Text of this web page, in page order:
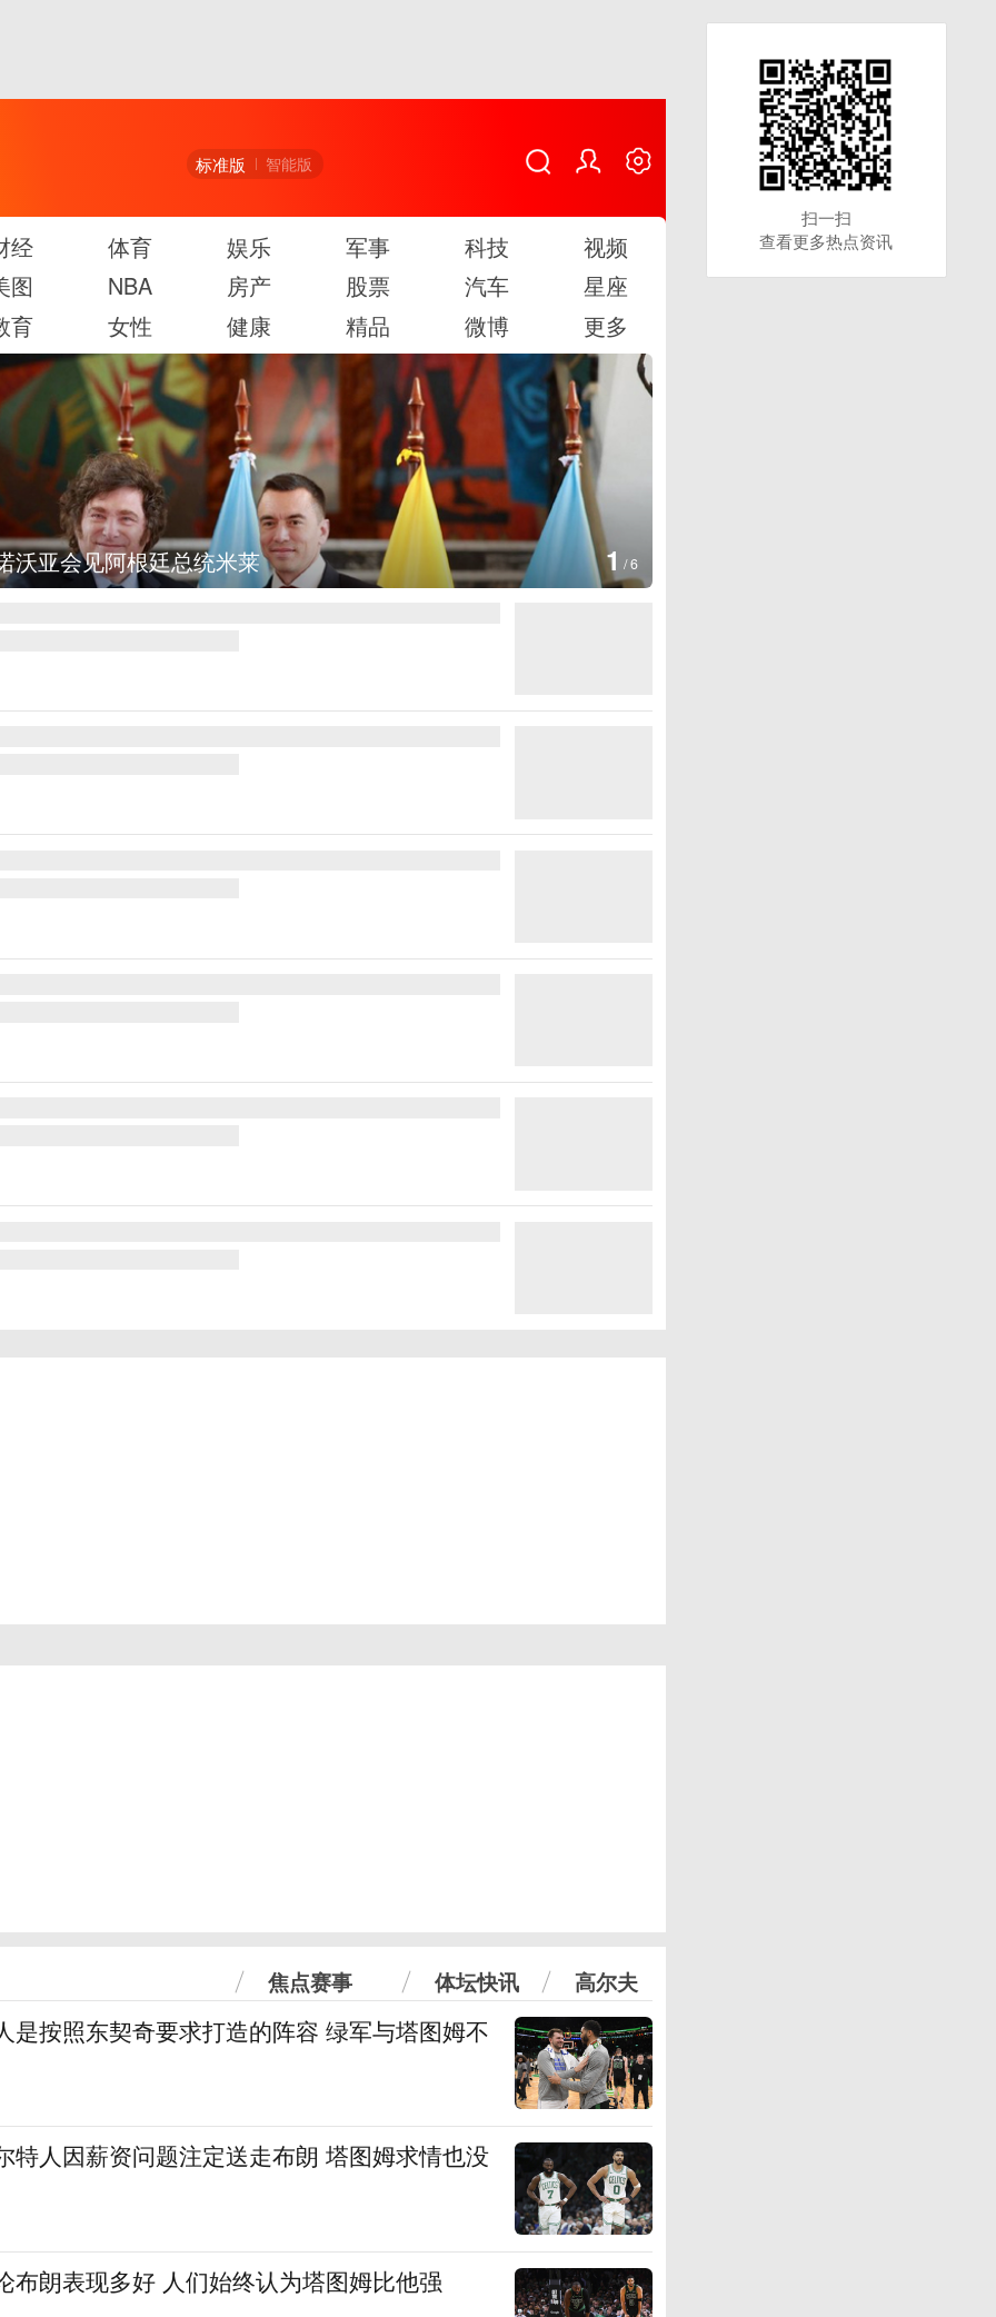
标准版 智能版
经 体育 娱乐 军事 科技
视频
图
NBA 房产 股票 汽车
星座
育
女性 健康 精品 微博 更多
野火烧毁700多所房屋 2 /6
焦点赛事 体坛快讯 高尔夫
是按照东契奇要求打造的阵容 绿军与塔图姆不
特人因薪资问题注定送走布朗 塔图姆求情也没
布朗表现多好 人们始终认为塔图姆比他强
扫一扫
查看更多热点资讯
扫一扫
查看更多热点资讯